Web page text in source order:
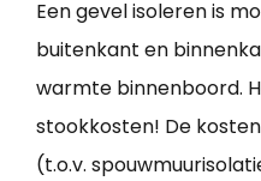
Een gevel isoleren is
buitenkant en
warmte binnenboord.
stookkosten! De
(t.o.v.